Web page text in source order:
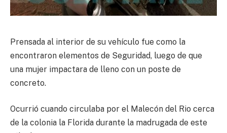
Prensada al interior de su vehículo fue como la
encontraron elementos de Seguridad, luego de que
una mujer impactara de lleno con un poste de
concreto.
Ocurrió cuando circulaba por el Malecón del Rio cerca
de la colonia la Florida durante la madrugada de este